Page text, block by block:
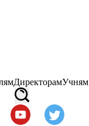
ДиректорамУчням